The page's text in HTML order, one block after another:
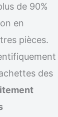
de 90%
en
pièces.
des